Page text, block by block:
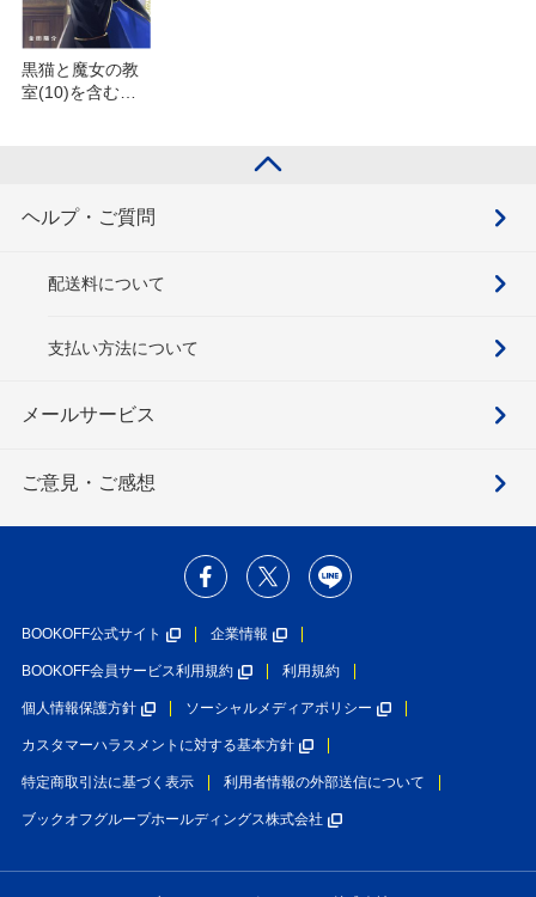
黒猫と魔女の教
室(10)を含むセ
ヘルプ・ご質問
配送料について
支払い方法について
メールサービス
ご意見・ご感想
BOOKOFF公式サイト 企業情報
BOOKOFF会員サービス利用規約 利用規約
個人情報保護方針 ソーシャルメディアポリシー
カスタマーハラスメントに対する基本方針
特定商取引法に基づく表示 利用者情報の外部送信について
ブックオフグループホールディングス株式会社